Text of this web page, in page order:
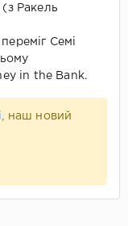
(з Ракель
Семі
in the Bank.
, наш новий